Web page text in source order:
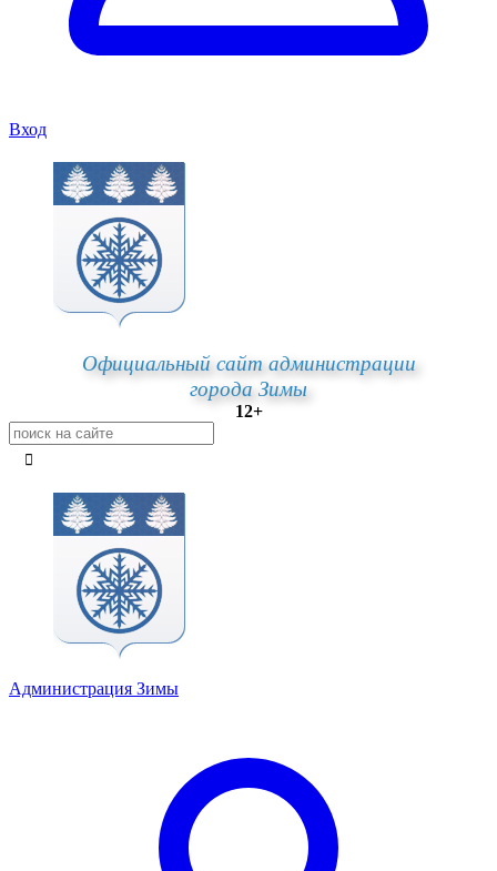
Вход
Официальный сайт администрации
города Зимы
12+
Администрация Зимы